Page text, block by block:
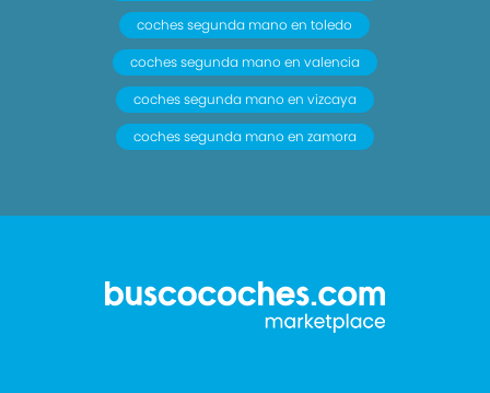
coches segunda mano en toledo
coches segunda mano en valencia
coches segunda mano en vizcaya
coches segunda mano en zamora